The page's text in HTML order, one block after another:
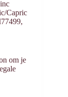
Capric
om je